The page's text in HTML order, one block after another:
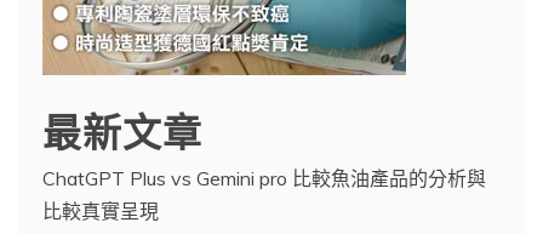
最新文章
ChatGPT Plus vs Gemini pro 比較魚油產品的分析與
比較真實呈現